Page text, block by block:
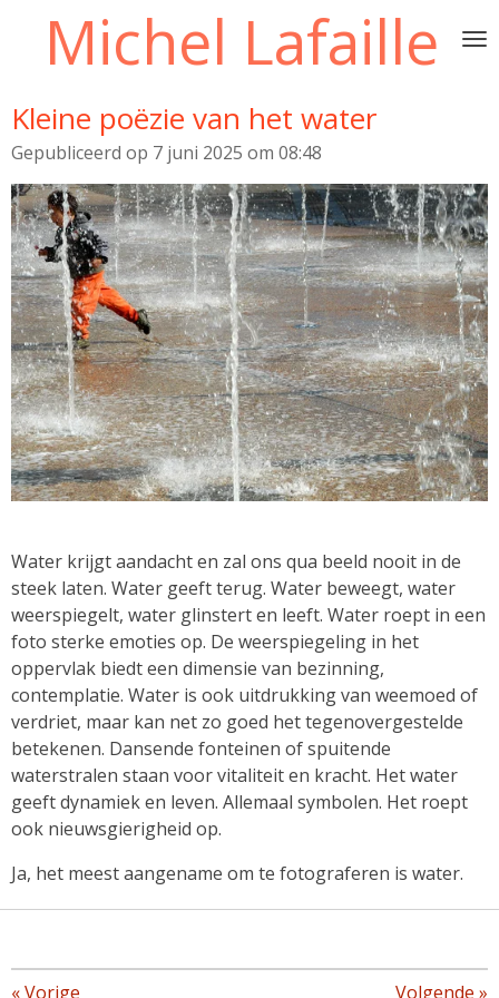
hoofdinhoud
Michel Lafaille
Kleine poëzie van het water
Gepubliceerd op 7 juni 2025 om 08:48
Water krijgt aandacht en zal ons qua beeld nooit in de
steek laten. Water geeft terug. Water beweegt, water
weerspiegelt, water glinstert en leeft. Water roept in een
foto sterke emoties op. De weerspiegeling in het
oppervlak biedt een dimensie van bezinning,
contemplatie. Water is ook uitdrukking van weemoed of
verdriet, maar kan net zo goed het tegenovergestelde
betekenen. Dansende fonteinen of spuitende
waterstralen staan voor vitaliteit en kracht. Het water
geeft dynamiek en leven. Allemaal symbolen. Het roept
ook nieuwsgierigheid op.
Ja, het meest aangename om te fotograferen is water.
«Vorige Volgende »